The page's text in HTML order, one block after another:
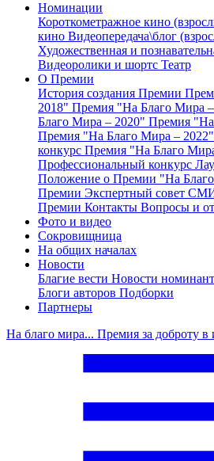
Номинации
Короткометражное кино
кино Видеопередача\блог
Художественная и
Видеоролики и шортс Театр
О Премии
История создания Премии
2018" Премия "На Благо Мира
Благо Мира – 2020" Премия
Премия "На Благо Мира –
конкурс Премия "На Благо
Профессиональный конкурс
Положение о Премии "На
Премии Экспертный совет СМИ
Премии Контакты Вопросы и
Фото и видео
Сокровищница
На общих началах
Новости
Благие вести Новости
Блоги авторов Подборки
Партнеры
На благо мира... Премия за доброту в